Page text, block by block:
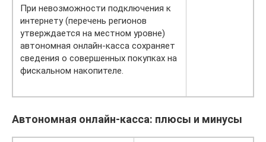
При невозможности подключения к
интернету (перечень регионов
утверждается на местном уровне)
автономная онлайн-касса сохраняет
сведения о совершенных покупках на
фискальном накопителе.
Автономная онлайн-касса: плюсы и минусы